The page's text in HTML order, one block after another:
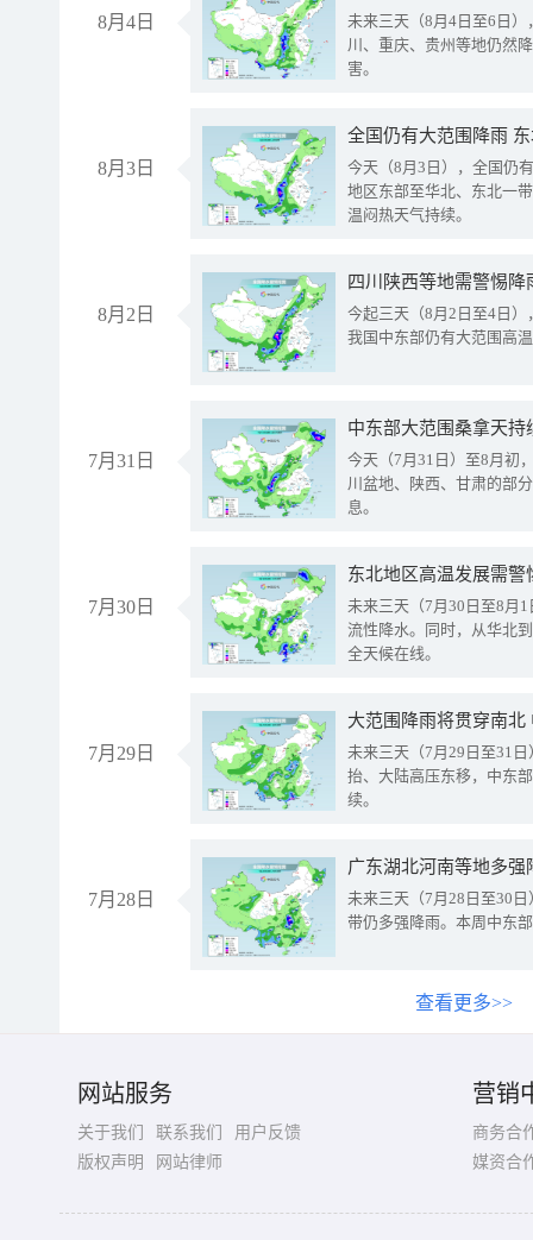
8月4日
未来三天（8月4日至6日
川、重庆、贵州等地仍然
害。
8月3日
全国仍有大范围降雨
今天（8月3日），全国仍
地区东部至华北、东北一
温闷热天气持续。
8月2日
今起三天（8月2日至4日
我国中东部仍有大范围高
7月31日
中东部大范围桑拿天
今天（7月31日）至8月初
川盆地、陕西、甘肃的部
息。
7月30日
东北地区高温发展需
未来三天（7月30日至8月
流性降水。同时，从华北
全天候在线。
7月29日
大范围降雨将贯穿南
未来三天（7月29日至31
抬、大陆高压东移，中东
续。
7月28日
广东湖北河南等地多
未来三天（7月28日至30
带仍多强降雨。本周中东
查看更多>>
网站服务
关于我们 联系我们
用户反馈
版权声明
网站律师
营销
商务合
媒资合